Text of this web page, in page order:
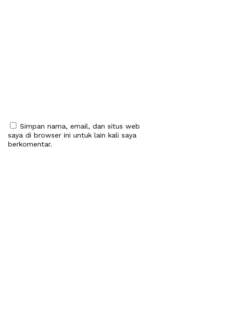
Simpan nama, email, dan situs web
saya di browser ini untuk lain kali saya
berkomentar.